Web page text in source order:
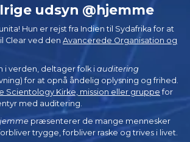
udsyn @hjemme
Hun er rejst fra Indien til Sydafrika for at
Clear ved den Avancerede Organisation og
i verden, deltager folk i auditering
for at opnå åndelig oplysning og frihed.
Scientology Kirke, mission eller gruppe for
med auditering.
præsenterer de mange mennesker
trygge, forbliver raske og trives i livet.